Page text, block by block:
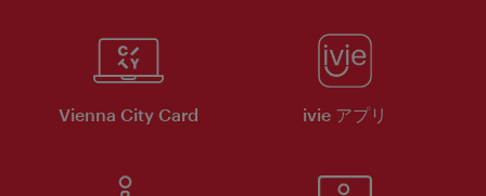
Vienna City Card ivie アプリ